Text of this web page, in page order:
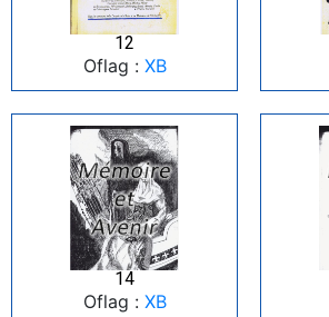
12
Oflag : XB
14
Oflag : XB